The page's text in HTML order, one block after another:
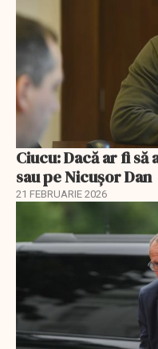
Ciucu: Dacă ar fi să
sau pe Nicușor Dan
21 FEBRUARIE 2026